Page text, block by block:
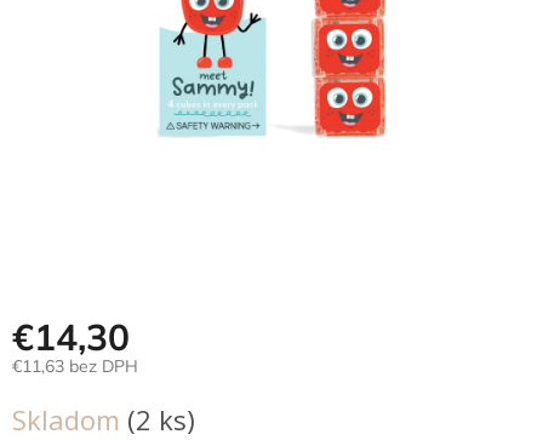
€14,30
€11,63 bez DPH
cena:
Skladom (2 ks)